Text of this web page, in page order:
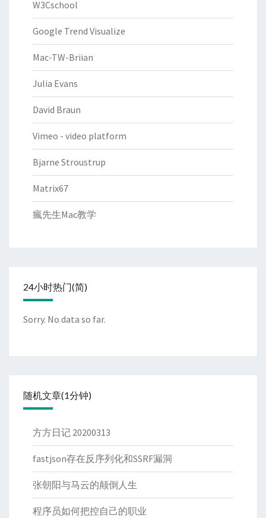
W3Cschool
Google Trend Visualize
Mac-TW-Briian
Julia Evans
David Braun
Vimeo - video platform
Bjarne Stroustrup
Matrix67
瘋先生Mac教学
24小时热门(简)
Sorry. No data so far.
随机文章(1分钟)
方方日记 20200313
fastjson存在反序列化和SSRF漏洞
张朝阳与马云的颠倒人生
程序员如何把控自己的职业